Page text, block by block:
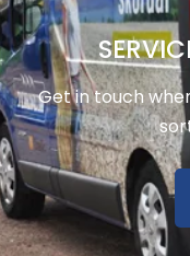
Get in touch